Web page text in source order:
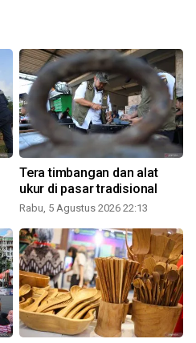
Tera timbangan dan alat
ukur di pasar tradisional
Rabu, 5 Agustus 2026 22:13